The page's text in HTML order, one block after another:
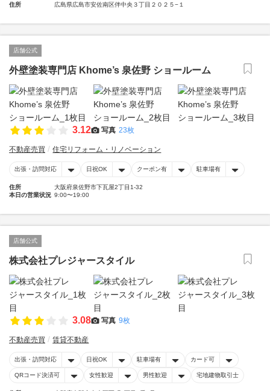
住所 広島県広島市安佐南区伴中央３丁目２０２５−１
店舗公式
外壁塗装専門店 Khome’s 泉佐野 ショールーム
3.12 写真 23枚
不動産売買 住宅リフォーム・リノベーション
出張・訪問対応 日祝OK クーポン有 駐車場有
住所
大阪府泉佐野市下瓦屋2丁目1-32
本日の営業状況 9:00〜19:00
店舗公式
株式会社プレジャースタイル
3.08 写真 9枚
不動産売買 賃貸不動産
出張・訪問対応 日祝OK 駐車場有 カード可
QRコード決済可 女性歓迎 男性歓迎 宅地建物取引士